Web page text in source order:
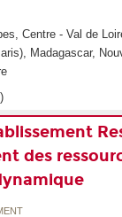
Centre - Val de
Madagascar,
des